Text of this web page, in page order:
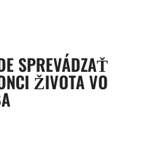
SPREVÁDZAŤ
ŽIVOTA VO